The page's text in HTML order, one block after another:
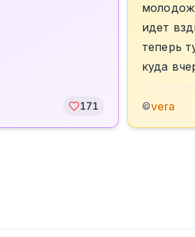
171
идет
теперь
куда
©vera